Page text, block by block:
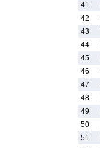
41
42
43
44
45
46
47
48
49
50
51